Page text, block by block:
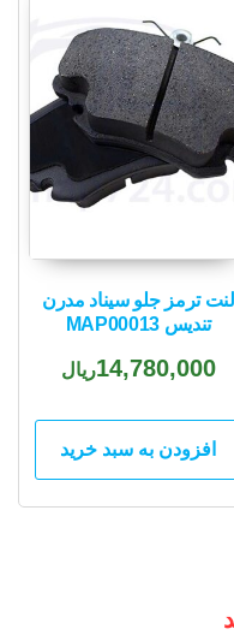
لنت ترمز جلو سیناد مدرن
تندیس MAP00013
14,780,000ریال
افزودن به سبد خرید